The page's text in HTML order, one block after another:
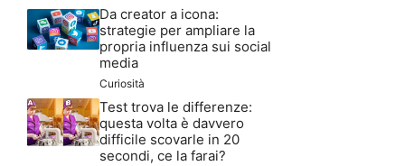
Da creator a icona:
strategie per ampliare la
propria influenza sui social
media
Curiosità
Test trova le differenze:
questa volta è davvero
difficile scovarle in 20
secondi, ce la farai?